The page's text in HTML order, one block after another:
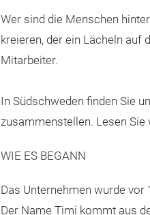
Wer sind die Menschen
kreieren, der ein Lächeln
Mitarbeiter.
In Südschweden finden Sie
zusammenstellen. Lesen Sie
WIE ES BEGANN
Das Unternehmen wurde vor
Der Name Timi kommt aus